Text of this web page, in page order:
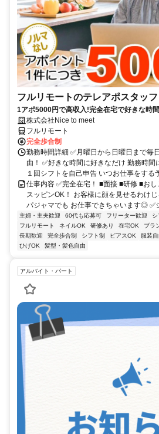
フルリモートのテレアポスタッフ
1アポ5000円で高収入!完全在宅で好きな時
株式会社Nice to meet
フルリモート
完全歩合制
勤務時間詳細 ✅月曜日から日曜日まで毎
由！ ✅好きな時間に好きなだけ 勤務時間
１回シフトを自己申告 いつお仕事をする
仕事内容 ✅完全在宅！ ■面接 ■研修 ■お
スッピンOK！ お客様に顔を見せるわけ
パジャマでも お仕事できちゃいます◎ ✅
主婦・主夫歓迎 60代も応募可 フリーター歓迎
フルリモート
ネイルOK 研修あり 在宅OK ブラ
長期歓迎
完全歩合制 シフト制 ピアスOK 服装
ひげOK
髪型・髪色自由
アルバイト・パート